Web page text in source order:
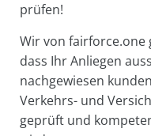
prüfen!
Wir von fairforce.one
dass Ihr Anliegen
nachgewiesen
Verkehrs- und
geprüft und